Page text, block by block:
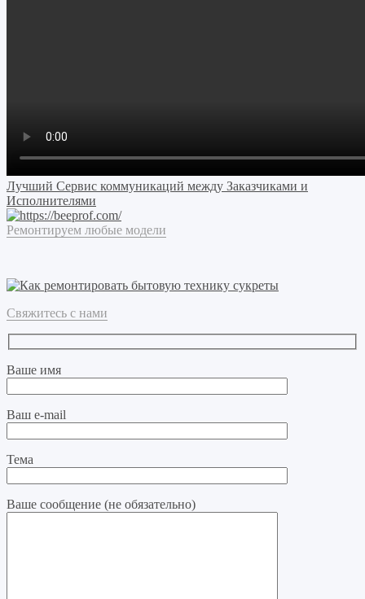
Лучший Сервис коммуникаций между Заказчиками и
Исполнителями
Ремонтируем любые модели
Свяжитесь с нами
Ваше имя
Ваш e-mail
Тема
Ваше сообщение (не обязательно)